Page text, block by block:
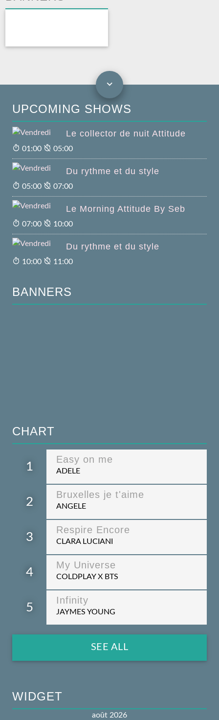
UPCOMING SHOWS
Le collector de nuit Attitude
01:00 05:00
Du rythme et du style
05:00 07:00
Le Morning Attitude By Seb
07:00 10:00
Du rythme et du style
10:00 11:00
BANNERS
CHART
1
Easy on me
ADELE
2
Bruxelles je t'aime
ANGELE
3
Respire Encore
CLARA LUCIANI
4
My Universe
COLDPLAY X BTS
5
Infinity
JAYMES YOUNG
SEE ALL
WIDGET
août 2026